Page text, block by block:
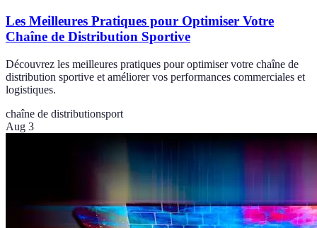
Les Meilleures Pratiques pour Optimiser Votre
Chaîne de Distribution Sportive
Découvrez les meilleures pratiques pour optimiser votre chaîne de
distribution sportive et améliorer vos performances commerciales et
logistiques.
chaîne de distributionsport
Aug 3